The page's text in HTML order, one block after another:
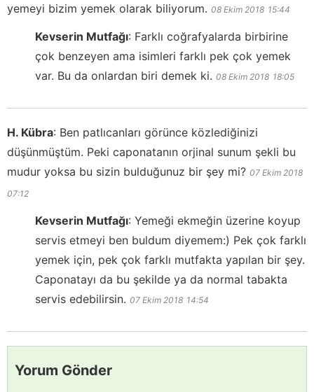
yemeyi bizim yemek olarak biliyorum. 08 Ekim 2018 15:44
Kevserin Mutfağı: Farklı coğrafyalarda birbirine
çok benzeyen ama isimleri farklı pek çok yemek
var. Bu da onlardan biri demek ki. 08 Ekim 2018 18:05
H. Kübra: Ben patlıcanları görünce közlediğinizi
düşünmüştüm. Peki caponatanın orjinal sunum şekli bu
mudur yoksa bu sizin bulduğunuz bir şey mi? 07 Ekim 2018
07:12
Kevserin Mutfağı: Yemeği ekmeğin üzerine koyup
servis etmeyi ben buldum diyemem:) Pek çok farklı
yemek için, pek çok farklı mutfakta yapılan bir şey.
Caponatayı da bu şekilde ya da normal tabakta
servis edebilirsin. 07 Ekim 2018 14:54
Yorum Gönder